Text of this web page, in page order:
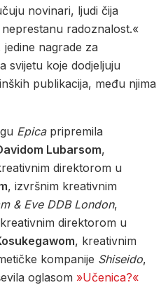
novinari, ljudi čija
radoznalost.«
nagrade za
svijetu koje dodjeljuju
publikacija, među njima
Epicapripremila
Lubarsom,
direktorom u
, izvršnim kreativnim
& Eve DDB London,
direktorom u
, kreativnim
kompanije Shiseido,
oglasom »Učenica?«